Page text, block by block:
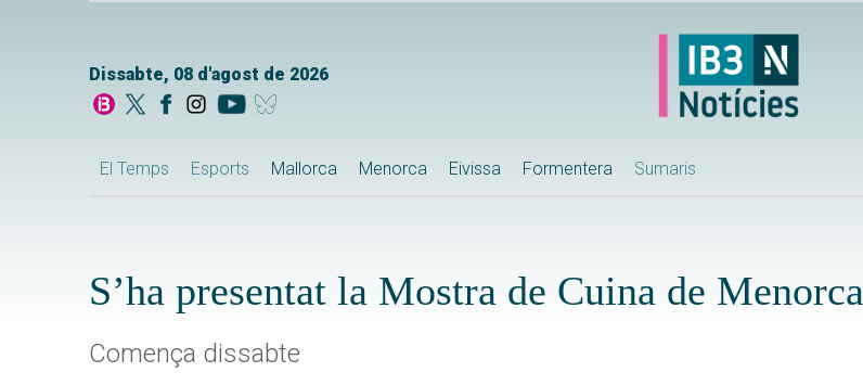
Dissabte, 08 d'agost de 2026
El Temps Esports Mallorca Menorca Eivissa Formentera Sumaris
S’ha presentat la Mostra de Cuina de Menorca
Comença dissabte